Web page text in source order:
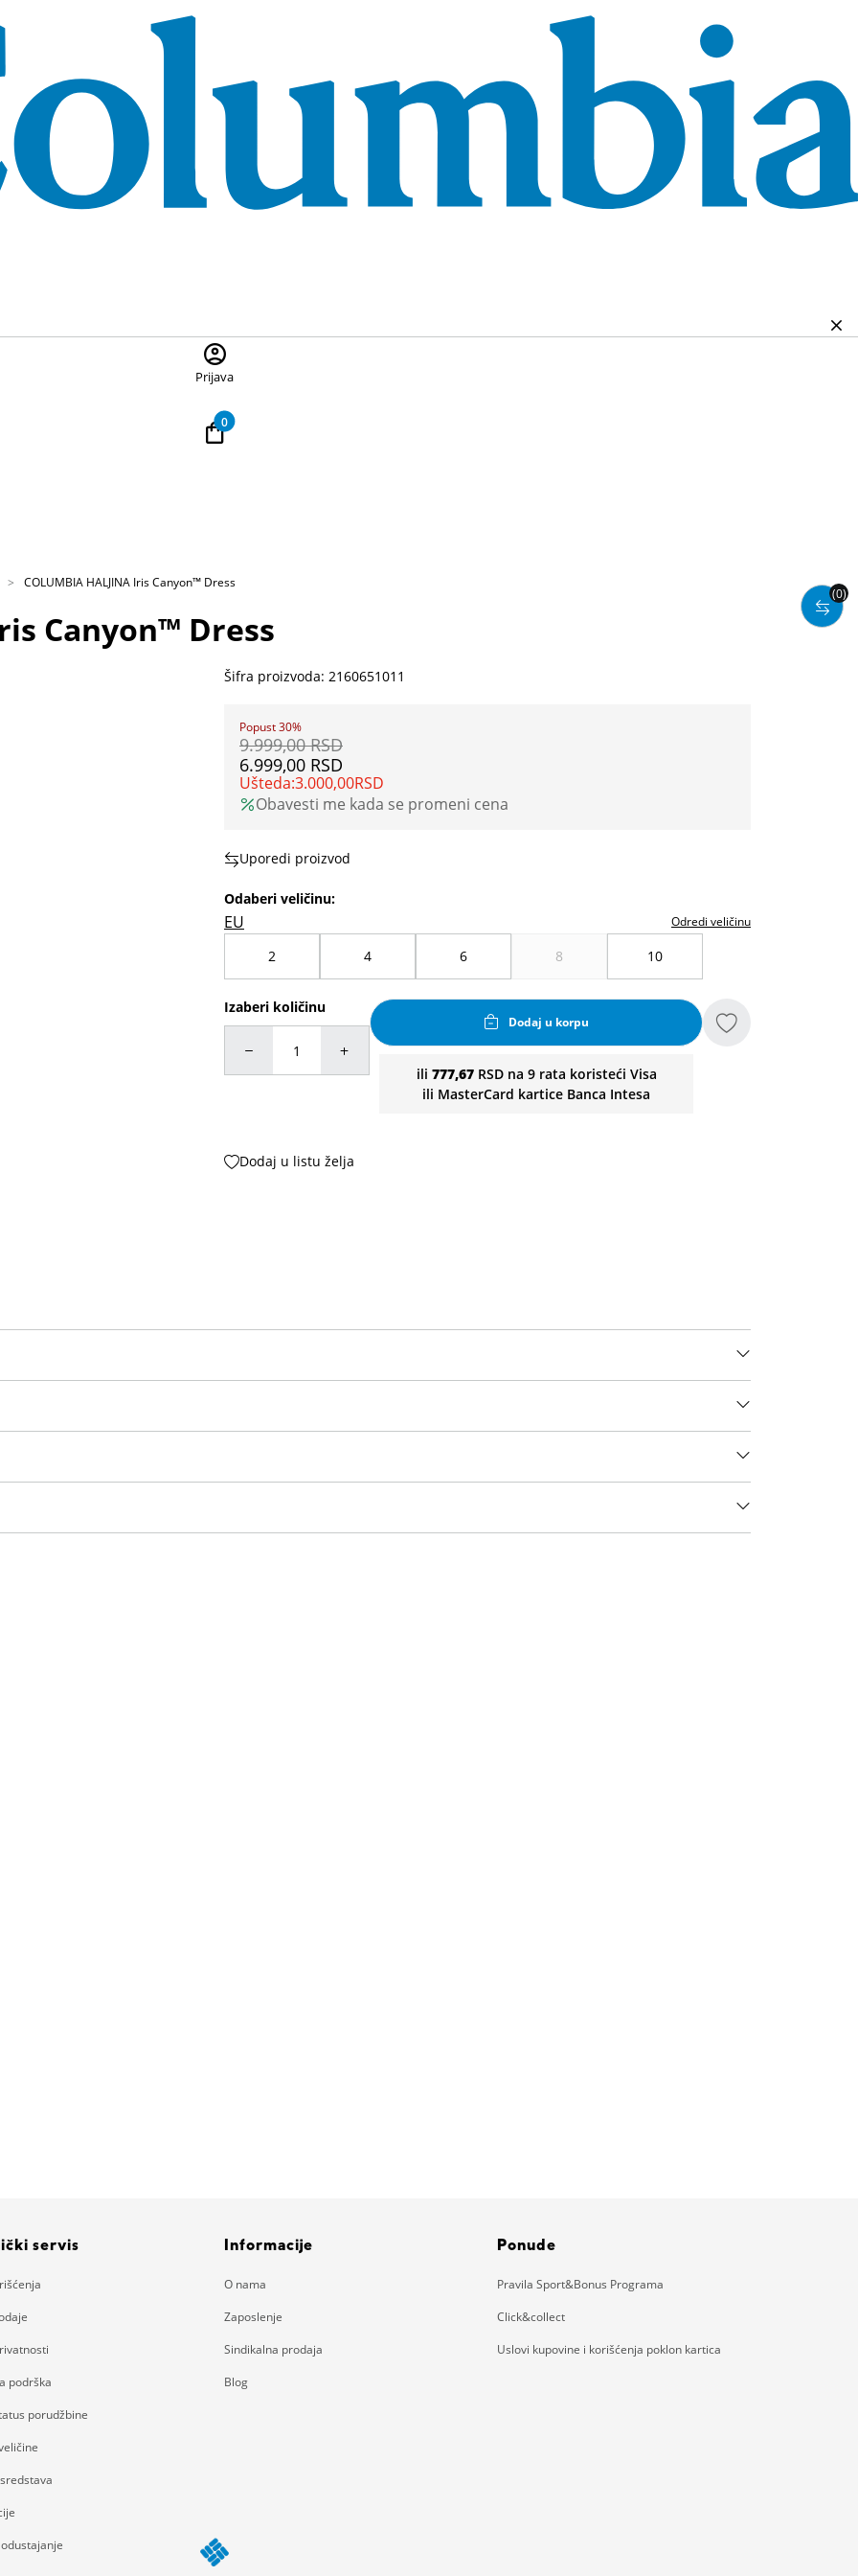
proizvode, pritisnite Escape za zatvaranje pretrage
Prijava
0
COLUMBIA HALJINA Iris Canyon™ Dress
Canyon™ Dress
Šifra proizvoda: 2160651011
Popust 30%
9.999,00 RSD
6.999,00 RSD
Ušteda:3.000,00RSD
Obavesti me kada se promeni cena
Uporedi proizvod
Odaberi veličinu:
EU Odredi veličinu
2 4 6 8 10
Izaberi količinu
Dodaj u korpu
ili 777,67RSD na 9 rata koristeći Visa
ili MasterCard kartice Banca Intesa
Dodaj u listu želja
(0)
servis
podrška
porudžbine
Informacije
O nama
Zaposlenje
Sindikalna prodaja
Blog
Ponude
Pravila Sport&Bonus Programa
Click&collect
Uslovi kupovine i korišćenja poklon kartica